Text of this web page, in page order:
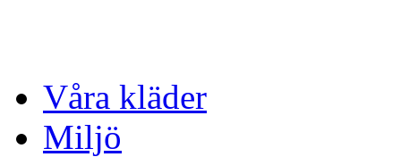
Våra kläder
Miljö